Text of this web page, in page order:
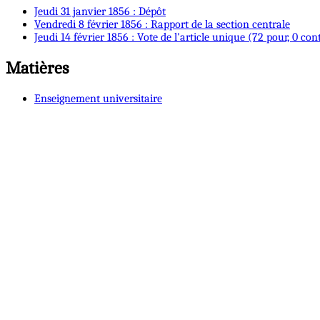
Jeudi 31 janvier 1856 : Dépôt
Vendredi 8 février 1856 : Rapport de la section centrale
Jeudi 14 février 1856 : Vote de l'article unique (72 pour, 0
Matières
Enseignement universitaire